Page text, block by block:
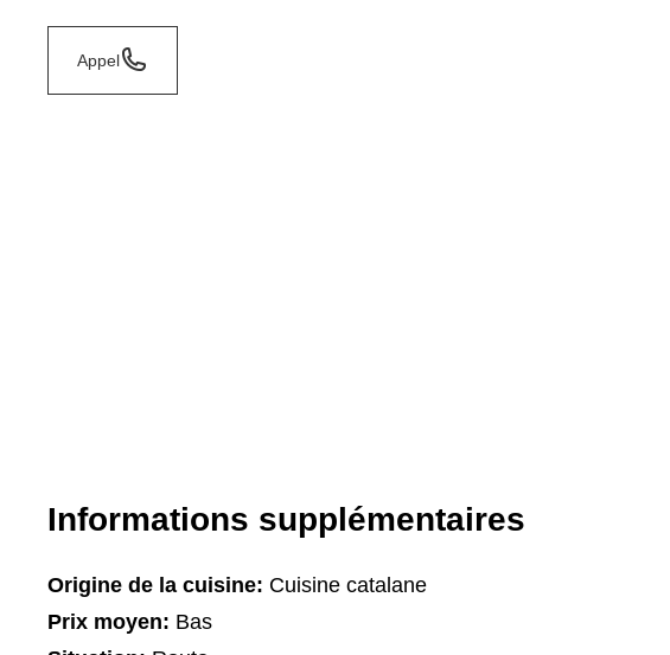
Appel
Informations supplémentaires
Origine de la cuisine: Cuisine catalane
Prix moyen: Bas